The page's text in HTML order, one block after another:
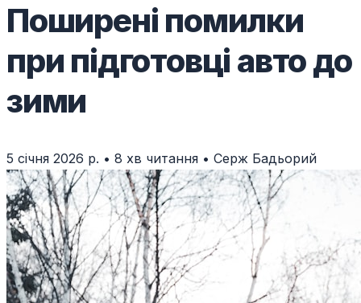
Поширені помилки
при підготовці авто до
зими
5 січня 2026 р. • 8 хв читання • Серж Бадьорий